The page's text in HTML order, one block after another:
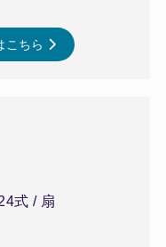
こちら
式 / 扇